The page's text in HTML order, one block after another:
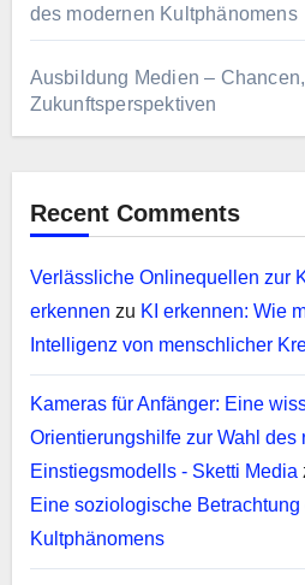
des modernen Kultphänomens
Ausbildung Medien –
Zukunftsperspektiven
Recent Comments
Verlässliche Onlinequellen zur
erkennen zu KI erkennen: Wie
Intelligenz von menschlicher
Kameras für Anfänger: Eine
Orientierungshilfe zur Wahl des
Einstiegsmodells - Sketti Media
Eine soziologische Betrachtung
Kultphänomens